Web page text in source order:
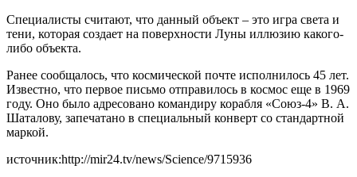
Специалисты считают, что данный объект – это игра света и
тени, которая создает на поверхности Луны иллюзию какого-
либо объекта.
Ранее сообщалось, что космической почте исполнилось 45 лет.
Известно, что первое письмо отправилось в космос еще в 1969
году. Оно было адресовано командиру корабля «Союз-4» В. А.
Шаталову, запечатано в специальный конверт со стандартной
маркой.
источник:http://mir24.tv/news/Science/9715936